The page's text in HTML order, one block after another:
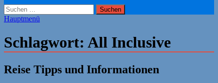
Suchen
nach:
Hauptmenü
Schlagwort: All Inclusive
Reise Tipps und Informationen